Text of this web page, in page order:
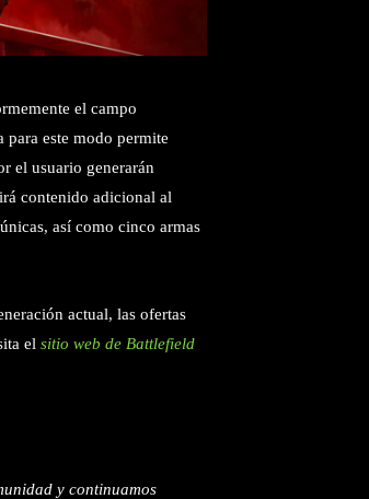
el campo
para este modo permite
el usuario generarán
contenido adicional al
así como cinco armas
actual, las ofertas
el sitio web de Battlefield
y continuamos